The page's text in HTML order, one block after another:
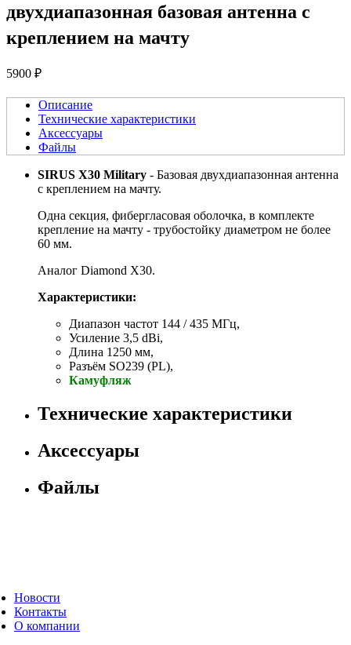
двухдиапазонная базовая антенна c
креплением на мачту
5900 ₽
Описание
Технические характеристики
Аксессуары
Файлы
SIRUS X30 Military - Базовая двухдиапазонная антенна
c креплением на мачту.
Одна секция, фибергласовая оболочка, в комплекте
крепление на мачту - трубостойку диаметром не более
60 мм.
Аналог Diamond X30.
Характеристики:
Диапазон частот 144 / 435 МГц,
Усиление 3,5 dBi,
Длина 1250 мм,
Разъём SO239 (PL),
Камуфляж
Технические характеристики
Аксессуары
Файлы
Новости
Контакты
О компании